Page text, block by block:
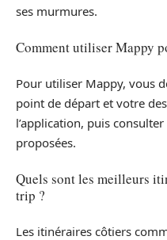
ses murmures.
Comment utiliser Mappy
Pour utiliser Mappy, vous
point de départ et votre
l’application, puis
proposées.
Quels sont les meilleurs
trip ?
Les itinéraires côtiers